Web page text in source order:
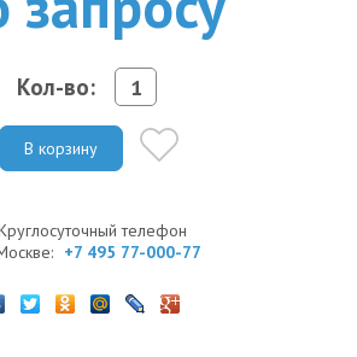
Кол-во:
В корзину
телефон
+7 495 77-000-77